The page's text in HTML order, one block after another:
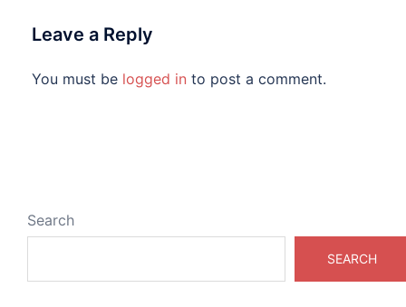
Leave a Reply
You must be logged in to post a comment.
Search
SEARCH